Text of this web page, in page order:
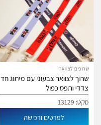
שרוכים לצוואר
שרוך לצוואר צבעוני עם מיתוג חד
צדדי ותפס כפול
מקט: 13129
לפרטים ורכישה